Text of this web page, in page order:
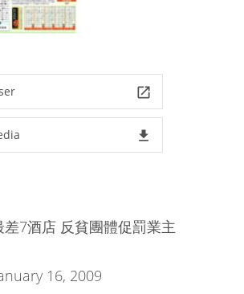
launch
file_download
差7酒店 反貧團體促罰業主
16, 2009